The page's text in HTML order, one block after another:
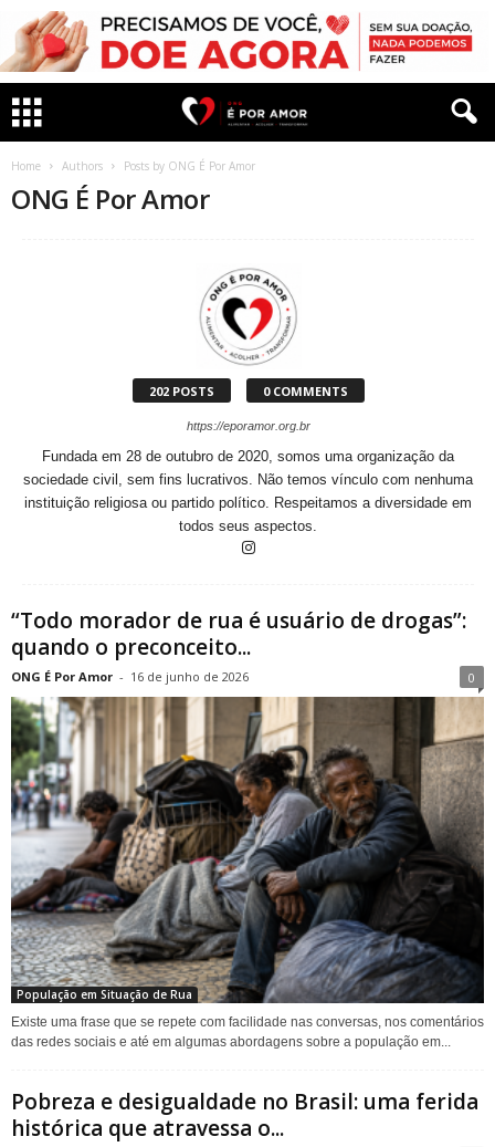
Home Authors Posts by ONG É Por Amor
ONG É Por Amor
202 POSTS 0 COMMENTS
https://eporamor.org.br
Fundada em 28 de outubro de 2020, somos uma organização da
sociedade civil, sem fins lucrativos. Não temos vínculo com nenhuma
instituição religiosa ou partido político. Respeitamos a diversidade em
todos seus aspectos.
“Todo morador de rua é usuário de drogas”:
quando o preconceito...
ONG É Por Amor - 16 de junho de 2026 0
População em Situação de Rua
Existe uma frase que se repete com facilidade nas conversas, nos comentários
das redes sociais e até em algumas abordagens sobre a população em...
Pobreza e desigualdade no Brasil: uma ferida
histórica que atravessa o...